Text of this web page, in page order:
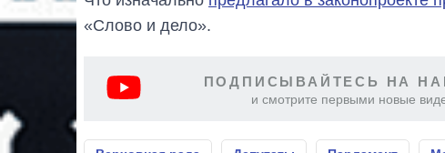
«Слово и дело».
ПОДПИСЫВАЙТЕСЬ НА
и смотрите первыми новые